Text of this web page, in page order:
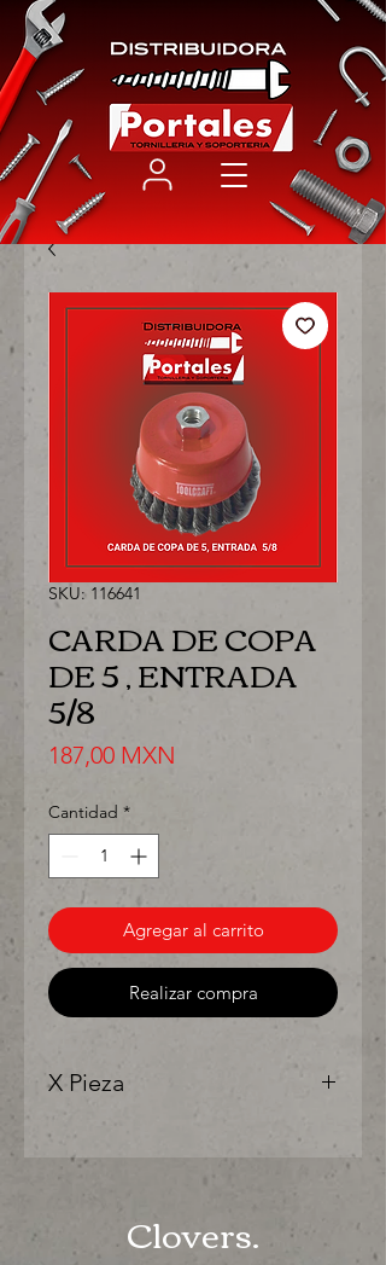
SKU: 116641
CARDA DE COPA
DE 5 , ENTRADA
5/8
187,00 MXN
Cantidad *
Agregar al carrito
Realizar compra
X Pieza
"Ya sea para comprar o para surtir,
solo los mejores precios para tu
Clovers.